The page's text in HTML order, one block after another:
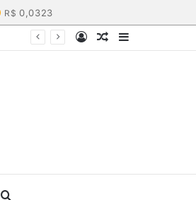
0,0323
Barra
Artigo
Entrar
Procurar